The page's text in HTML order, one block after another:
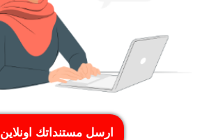
ارسل مستنداتك اونلاين